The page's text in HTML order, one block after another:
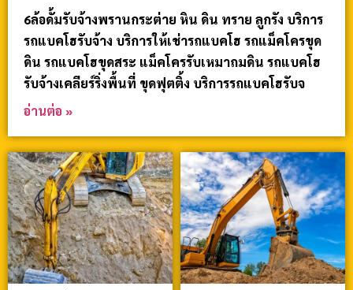
6ล้อดั้มรับจ้างพรานกระต่าย หิน ดิน ทราย ลูกรัง บริการ
รถแบคโฮรับจ้าง บริการให้เช่ารถแบคโฮ รถแม็คโครขุด
ดิน รถแบคโฮขุดสระ แม็คโครรับเหมาถมดิน รถแบคโฮ
รับจ้างเคลียร์ริ่งพื้นที่ ขุดฟุตติ้ง บริการรถแบคโฮรับจ
อ่านต่อ »